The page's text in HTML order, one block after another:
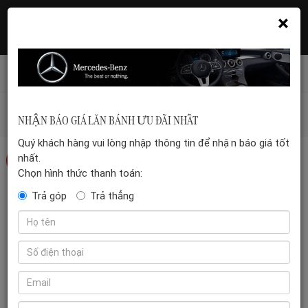
Hotline: 035 399 5555 Đặt hẹn xem xe
Avantgarde
-13%
×
NHẬN BÁO GIÁ LĂN BÁNH ƯU ĐÃI NHẤT
Quý khách hàng vui lòng nhập thông tin để nhận báo giá tốt
nhất.
Chọn hình thức thanh toán:
Trả góp
Trả thẳng